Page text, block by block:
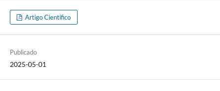
Artigo Científico
Publicado
2025-05-01